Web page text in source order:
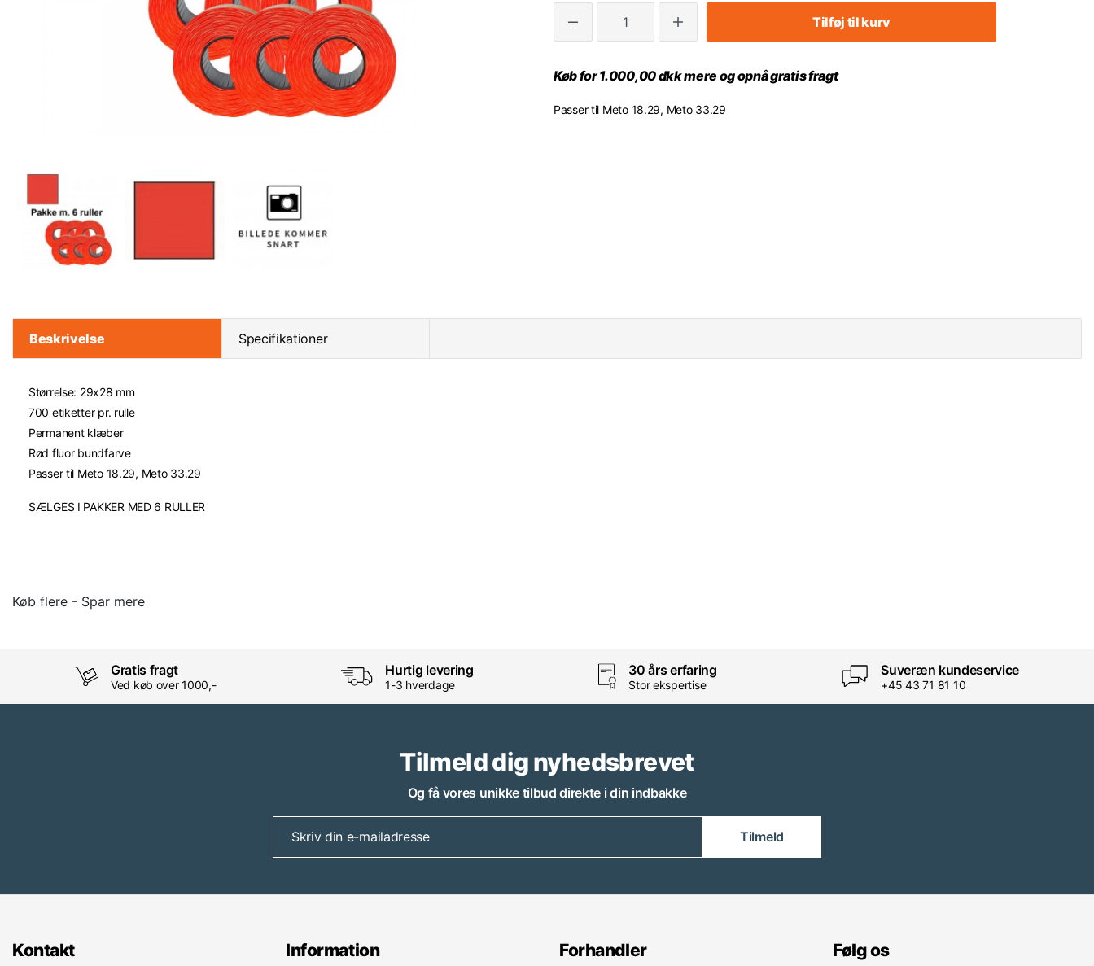
Tilføj til kurv
Køb for 1.000,00 dkk mere og opnå gratis fragt
Passer til Meto 18.29, Meto 33.29
Beskrivelse Specifikationer
Størrelse: 29x28 mm
700 etiketter pr. rulle
Permanent klæber
Rød fluor bundfarve
Passer til Meto 18.29, Meto 33.29
SÆLGES I PAKKER MED 6 RULLER
Køb flere - Spar mere
Gratis fragt
Ved køb over 1000,-
Hurtig levering
1-3 hverdage
30 års erfaring
Stor ekspertise
Suveræn kundeservice
+45 43 71 81 10
Tilmeld dig nyhedsbrevet
Og få vores unikke tilbud direkte i din indbakke
Tilmeld
Kontakt Information Forhandler Følg os